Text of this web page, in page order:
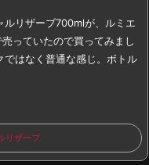
ルリザーブ700mlが、 ルミエ
っていたので買ってみまし
はなく普通な感じ。 ボトル
リザーブ